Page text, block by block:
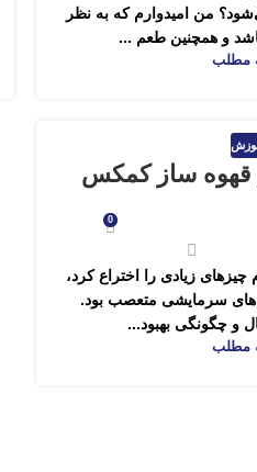
من امیدوارم که به نظر
و همچنین طعم ...
مطلب
قهوه ساز کمکس
0
زیادی را اختراع کرد،
سرمایشی متعصب بود.
و چگونگی بهبود...
مطلب